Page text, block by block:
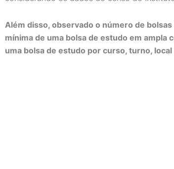
Além disso, observado o número de
mínima de uma bolsa de estudo em ampla
uma bolsa de estudo por curso, turno,